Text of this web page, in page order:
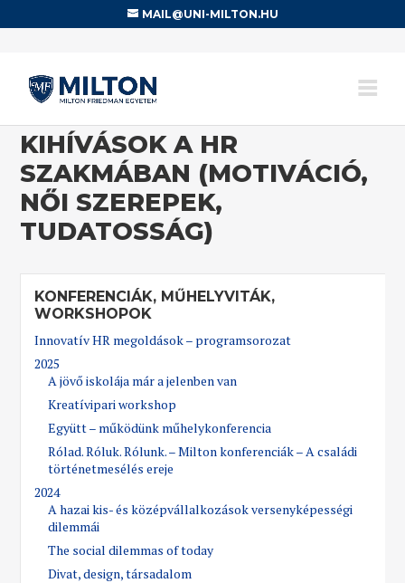
MAIL@UNI-MILTON.HU
KIHÍVÁSOK A HR
SZAKMÁBAN (MOTIVÁCIÓ,
NŐI SZEREPEK,
TUDATOSSÁG)
KONFERENCIÁK, MŰHELYVITÁK,
WORKSHOPOK
Innovatív HR megoldások – programsorozat
2025
A jövő iskolája már a jelenben van
Kreatívipari workshop
Együtt – működünk műhelykonferencia
Rólad. Róluk. Rólunk. – Milton konferenciák – A családi
történetmesélés ereje
2024
A hazai kis- és középvállalkozások versenyképességi
dilemmái
The social dilemmas of today
Divat, design, társadalom